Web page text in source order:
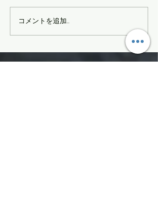
MOMENTサマーセール
コメントを追加…